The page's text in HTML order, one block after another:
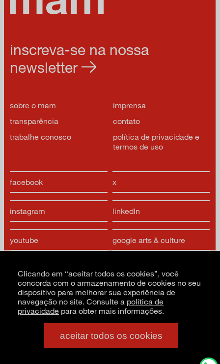
facebook x
instagram linkedIn
youtube google arts & culture
inscreva-se na nossa
newsletter
sobre o mam
imprensa
transparência
contato
trabalhe conosco
política de privacidade e
termos de uso
CNPJ: 62.520.218/0001-24
Clicando em “aceitar todos os cookies”, você
concorda com o armazenamento de cookies no seu
dispositivo para melhorar sua experiência de
navegação no site. Consulte a política de
privacidade para obter mais informações.
aceitar todos os cookies